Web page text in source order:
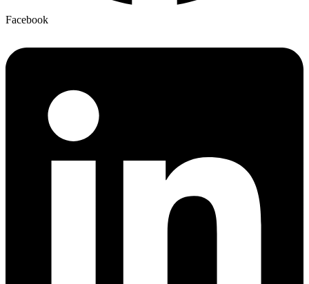
Facebook